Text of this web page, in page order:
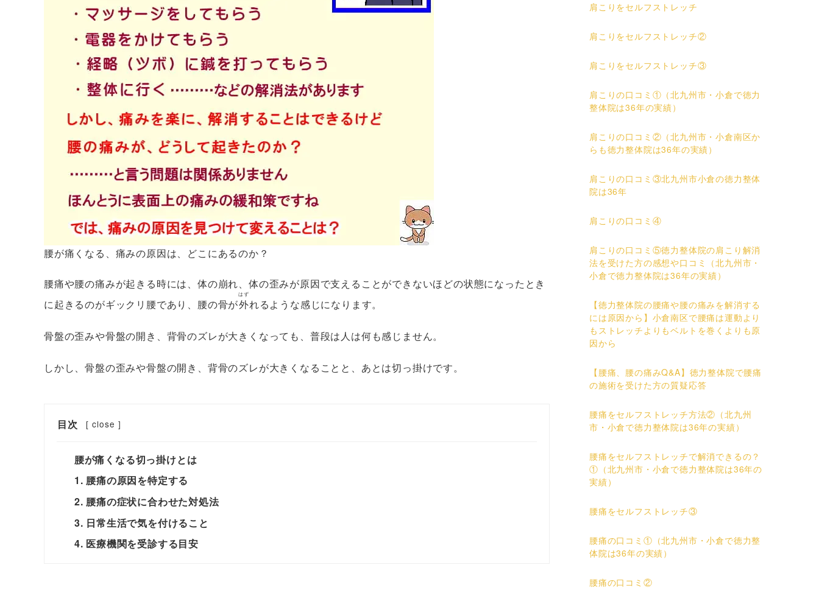
腰が痛くなる、痛みの原因は、どこにあるのか？
腰痛や腰の痛みが起きる時には、体の崩れ、体の歪みが原因で支えることができないほどの状態になったとき
に起きるのがギックリ腰であり、腰の骨が外
はず
れるような感じになります。
骨盤の歪みや骨盤の開き、背骨のズレが大きくなっても、普段は人は何も感じません。
しかし、骨盤の歪みや骨盤の開き、背骨のズレが大きくなることと、あとは切っ掛けです。
目次 [ close ]
腰が痛くなる切っ掛けとは
1. 腰痛の原因を特定する
2. 腰痛の症状に合わせた対処法
3. 日常生活で気を付けること
4. 医療機関を受診する目安
肩こりをセルフストレッチ
肩こりをセルフストレッチ②
肩こりをセルフストレッチ③
肩こりの口コミ①（北九州市・小倉で徳力
整体院は36年の実績）
肩こりの口コミ②（北九州市・小倉南区か
らも徳力整体院は36年の実績）
肩こりの口コミ③北九州市小倉の徳力整体
院は36年
肩こりの口コミ④
肩こりの口コミ⑤徳力整体院の肩こり解消
法を受けた方の感想や口コミ（北九州市・
小倉で徳力整体院は36年の実績）
【徳力整体院の腰痛や腰の痛みを解消する
には原因から】小倉南区で腰痛は運動より
もストレッチよりもベルトを巻くよりも原
因から
【腰痛、腰の痛みQ&A】徳力整体院で腰痛
の施術を受けた方の質疑応答
腰痛をセルフストレッチ方法②（北九州
市・小倉で徳力整体院は36年の実績）
腰痛をセルフストレッチで解消できるの？
①（北九州市・小倉で徳力整体院は36年の
実績）
腰痛をセルフストレッチ③
腰痛の口コミ①（北九州市・小倉で徳力整
体院は36年の実績）
腰痛の口コミ②